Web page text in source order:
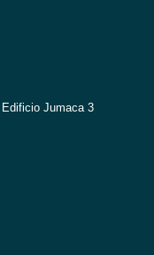
Jumaca 3